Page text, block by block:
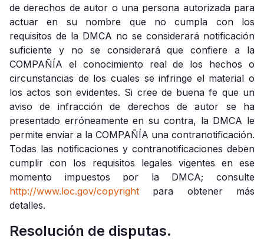
de derechos de autor o una persona autorizada para
actuar en su nombre que no cumpla con los
requisitos de la DMCA no se considerará notificación
suficiente y no se considerará que confiere a la
COMPAÑÍA el conocimiento real de los hechos o
circunstancias de los cuales se infringe el material o
los actos son evidentes. Si cree de buena fe que un
aviso de infracción de derechos de autor se ha
presentado erróneamente en su contra, la DMCA le
permite enviar a la COMPAÑÍA una contranotificación.
Todas las notificaciones y contranotificaciones deben
cumplir con los requisitos legales vigentes en ese
momento impuestos por la DMCA; consulte
http://www.loc.gov/copyright para obtener más
detalles.
Resolución de disputas.